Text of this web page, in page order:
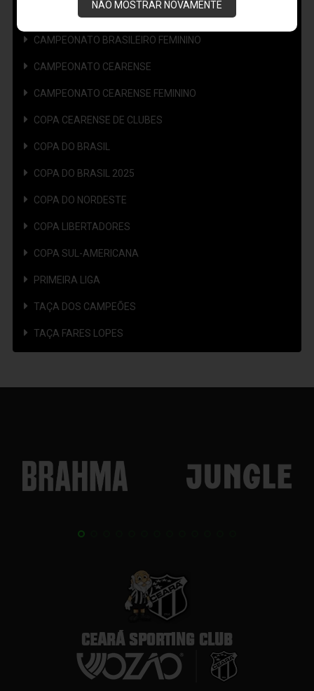
NÃO MOSTRAR NOVAMENTE
CAMPEONATO BRASILEIRO
CAMPEONATO BRASILEIRO FEMININO
CAMPEONATO CEARENSE
CAMPEONATO CEARENSE FEMININO
COPA CEARENSE DE CLUBES
COPA DO BRASIL
COPA DO BRASIL 2025
COPA DO NORDESTE
COPA LIBERTADORES
COPA SUL-AMERICANA
PRIMEIRA LIGA
TAÇA DOS CAMPEÕES
TAÇA FARES LOPES
CEARÁ SPORTING CLUB